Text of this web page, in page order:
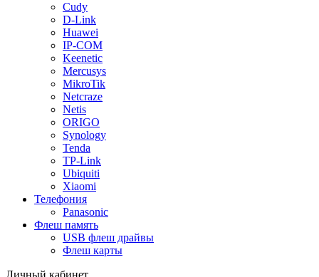
Cudy
D-Link
Huawei
IP-COM
Keenetic
Mercusys
MikroTik
Netcraze
Netis
ORIGO
Synology
Tenda
TP-Link
Ubiquiti
Xiaomi
Телефония
Panasonic
Флеш память
USB флеш драйвы
Флеш карты
Личный кабинет